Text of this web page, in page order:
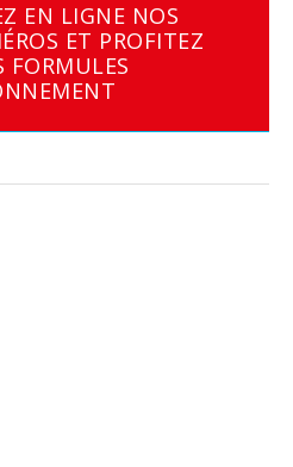
EN LIGNE NOS
ET PROFITEZ
FORMULES